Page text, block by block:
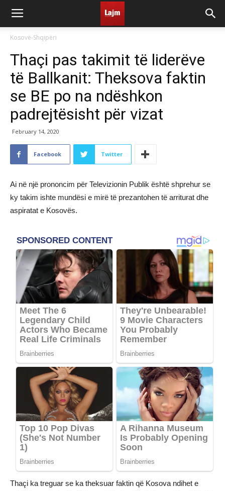
Kosovë-Shqipëri
Thaçi pas takimit të liderëve
të Ballkanit: Theksova faktin
se BE po na ndëshkon
padrejtësisht për vizat
February 14, 2020
Facebook Twitter
Ai në një prononcim për Televizionin Publik është shprehur se
ky takim ishte mundësi e mirë të prezantohen të arriturat dhe
aspiratat e Kosovës.
Thaçi ka treguar se ka theksuar faktin që Kosova ndihet e